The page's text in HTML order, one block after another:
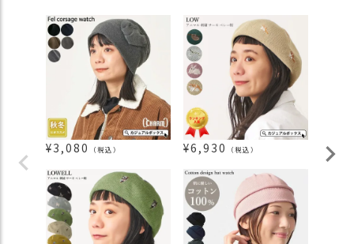
¥3,080 （税込） ¥6,930 （税込） ¥